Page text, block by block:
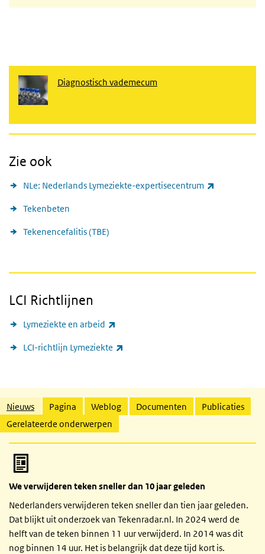
Diagnostisch vademecum
Zie ook
NLe: Nederlands Lymeziekte-expertisecentrum
Tekenbeten
Tekenencefalitis (TBE)
LCI Richtlijnen
Lymeziekte en arbeid
LCI-richtlijn Lymeziekte
Gerelateerde inhoud
Nieuws Pagina Weblog Documenten
Publicaties
Gerelateerde onderwerpen
We verwijderen teken sneller dan 10 jaar geleden
Nederlanders verwijderen teken sneller dan tien jaar geleden.
Dat blijkt uit onderzoek van Tekenradar.nl. In 2024 werd de
helft van de teken binnen 11 uur verwijderd. In 2014 was dit
nog binnen 14 uur. Het is belangrijk dat deze tijd kort is.